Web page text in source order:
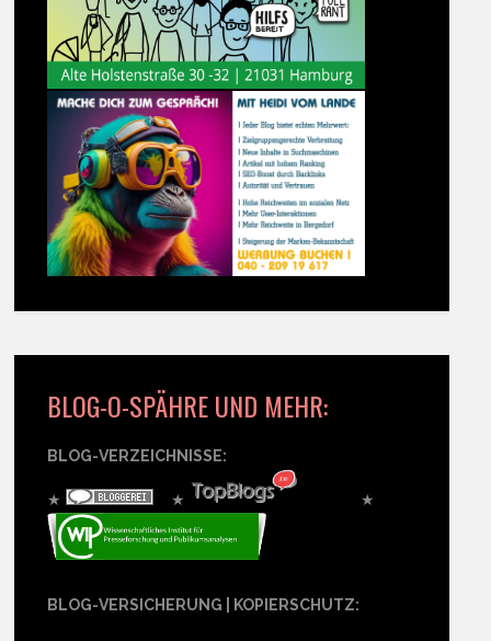
BLOG-O-SPÄHRE UND MEHR:
BLOG-VERZEICHNISSE:
★ ★ ★
BLOG-VERSICHERUNG | KOPIERSCHUTZ: